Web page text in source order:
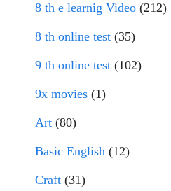
8 th e learnig Video (212)
8 th online test (35)
9 th online test (102)
9x movies (1)
Art (80)
Basic English (12)
Craft (31)